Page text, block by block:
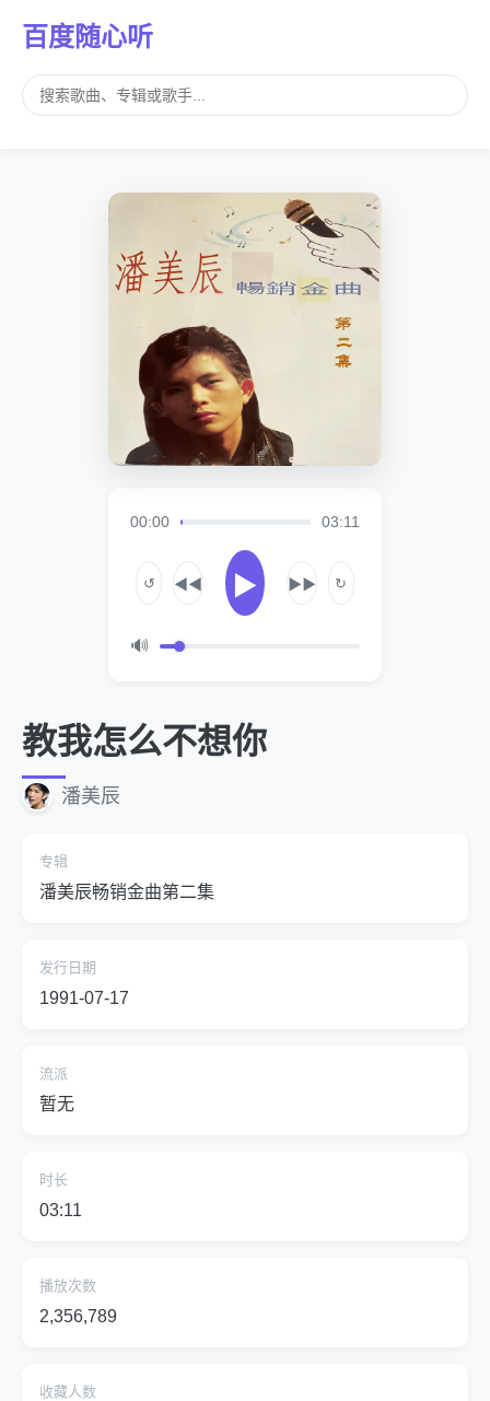
百度随心听
00:00 03:11
↺ ◀◀ ▶ ▶▶ ↻
🔊
教我怎么不想你
潘美辰
专辑
潘美辰畅销金曲第二集
发行日期
1991-07-17
流派
暂无
时长
03:11
播放次数
2,356,789
收藏人数